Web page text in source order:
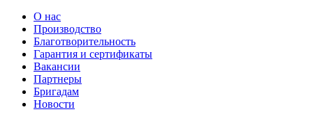
О нас
Производство
Благотворительность
Гарантия и сертификаты
Вакансии
Партнеры
Бригадам
Новости